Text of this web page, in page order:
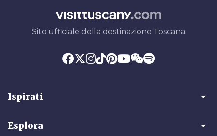
Sito ufficiale della destinazione Toscana
Ispirati arrow_drop_down
Esplora arrow_drop_down